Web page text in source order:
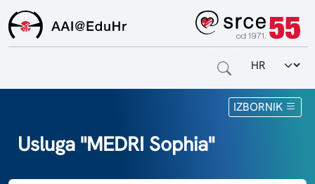
Odabir
IZBORNIK
Za krajnje korisnike
Usluga "MEDRI Sophia"